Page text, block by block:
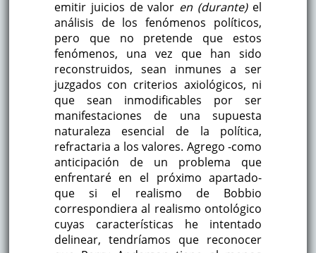
emitir juicios de valor en (durante)el
análisis de los fenómenos políticos,
pero que no pretende que estos
fenómenos, una vez que han sido
reconstruidos, sean inmunes a ser
juzgados con criterios axiológicos, ni
que sean inmodificables por ser
manifestaciones de una supuesta
naturaleza esencial de la política,
refractaria a los valores. Agrego -como
anticipación de un problema que
enfrentaré en el próximo apartado-
que si el realismo de Bobbio
correspondiera al realismo ontológico
cuyas características he intentado
delinear, tendríamos que reconocer